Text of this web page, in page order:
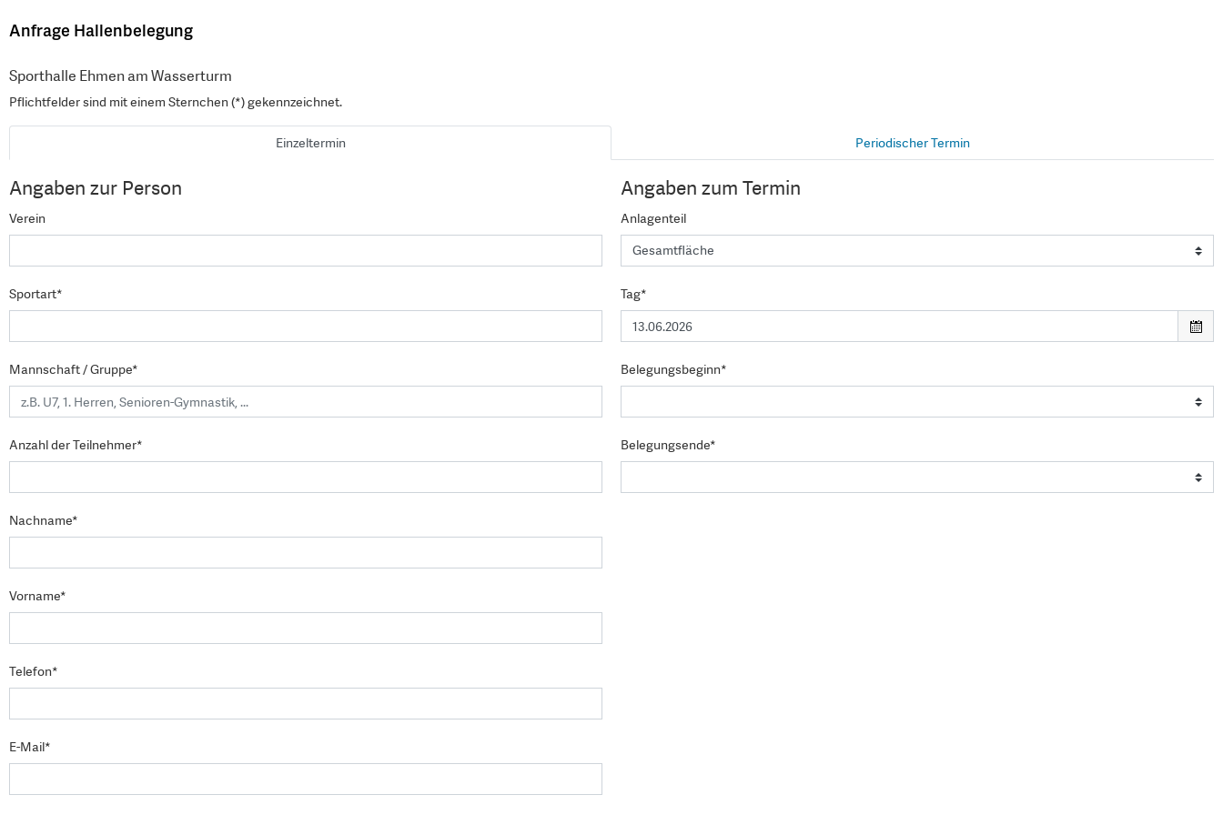
Anfrage Hallenbelegung
Sporthalle Ehmen am Wasserturm
Pflichtfelder sind mit einem Sternchen (*) gekennzeichnet.
Einzeltermin Periodischer Termin
Angaben zur Person
Verein
Sportart*
Mannschaft / Gruppe*
Anzahl der Teilnehmer*
Nachname*
Vorname*
Telefon*
E-Mail*
Angaben zum Termin
Anlagenteil
Tag*
Belegungsbeginn*
Belegungsende*